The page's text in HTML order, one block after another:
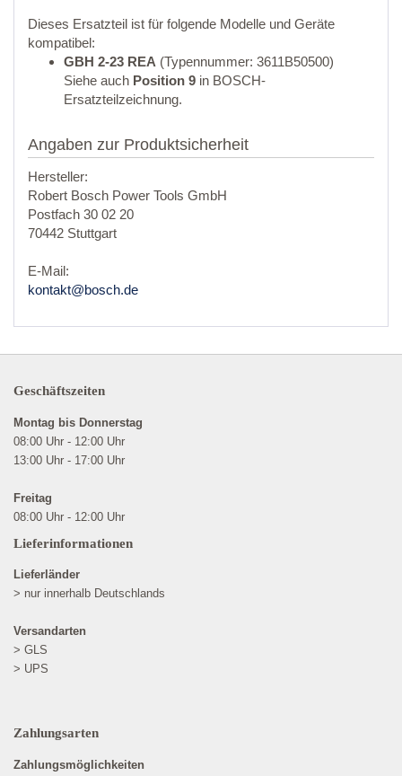
Dieses Ersatzteil ist für folgende Modelle und Geräte
kompatibel:
GBH 2-23 REA (Typennummer: 3611B50500)
Siehe auch Position 9 in BOSCH-
Ersatzteilzeichnung.
Angaben zur Produktsicherheit
Hersteller:
Robert Bosch Power Tools GmbH
Postfach 30 02 20
70442 Stuttgart
E-Mail:
kontakt@bosch.de
Geschäftszeiten
Montag bis Donnerstag
08:00 Uhr - 12:00 Uhr
13:00 Uhr - 17:00 Uhr
Freitag
08:00 Uhr - 12:00 Uhr
Lieferinformationen
Lieferländer
> nur innerhalb Deutschlands
Versandarten
> GLS
> UPS
Zahlungsarten
Zahlungsmöglichkeiten